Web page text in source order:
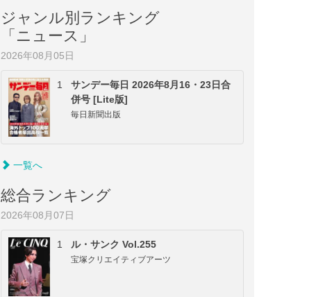
ジャンル別ランキング
「ニュース」
2026年08月05日
1
サンデー毎日 2026年8月16・23日合
併号 [Lite版]
毎日新聞出版
一覧へ
総合ランキング
2026年08月07日
1 ル・サンク Vol.255
宝塚クリエイティブアーツ